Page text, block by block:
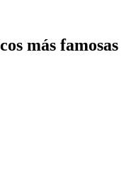
más famosas